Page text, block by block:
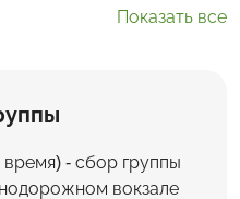
Показать все
- сбор группы
вокзале